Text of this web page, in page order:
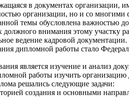
в документах организации,
организации, но и со
темы обусловлена важностью
внимания этому участку
ведение кадровой документации.
дипломной работы стало
является изучение и анализ
работы изучить
решались следующие задачи:
создания и основными